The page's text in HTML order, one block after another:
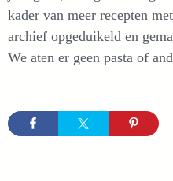
kader van meer recepten
archief opgeduikeld en
We aten er geen pasta of